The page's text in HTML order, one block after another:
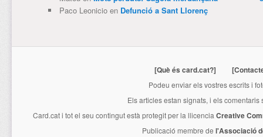
Paco Leonicioen Defunció a Sant Llorenç
[Què és card.cat?]
Podeu enviar els vostres escrits i
Els articles estan signats, i els
Card.cati tot el seu contingut està protegit per la llicencia Creative
Publicació membre de l'Associació